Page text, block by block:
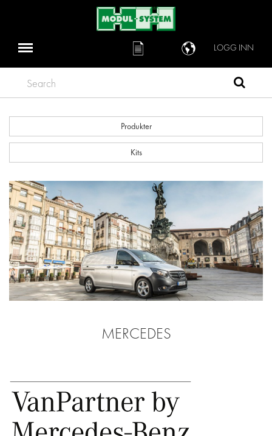
LOGG INN
Search
Produkter
Kits
MERCEDES